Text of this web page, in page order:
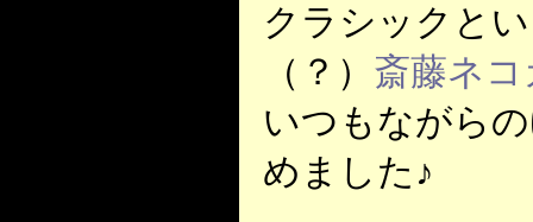
クラシックと
（？） 斎藤ネ
いつもながら
めました♪